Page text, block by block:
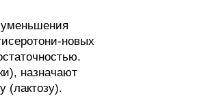
уменьшения
новых
назначают
(лактозу).